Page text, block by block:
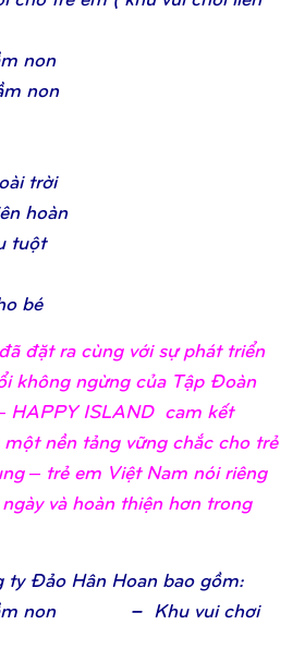
m non
m non
trời
hoàn
tuột
bé
đặt ra cùng với sự phát triển
không ngừng của Tập Đoàn
HAPPY ISLAND cam kết
nền tảng vững chắc cho trẻ
– trẻ em Việt Nam nói riêng
và hoàn thiện hơn trong
ty Đảo Hân Hoan bao gồm:
m non – Khu vui chơi